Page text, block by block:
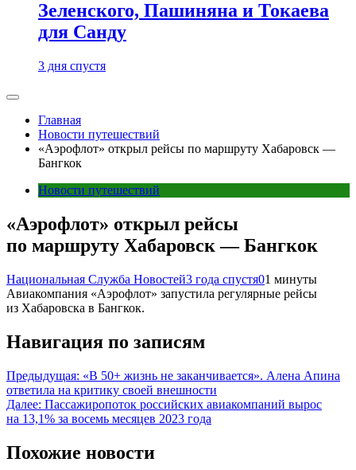
Зеленского, Пашиняна и Токаева
для Санду
3 дня спустя
Главная
Новости путешествий
«Аэрофлот» открыл рейсы по маршруту Хабаровск —
Бангкок
Новости путешествий
«Аэрофлот» открыл рейсы
по маршруту Хабаровск — Бангкок
Национальная Служба Новостей3 года спустя01 минуты
Авиакомпания «Аэрофлот» запустила регулярные рейсы
из Хабаровска в Бангкок.
Навигация по записям
Предыдущая: «В 50+ жизнь не заканчивается». Алена Апина
ответила на критику своей внешности
Далее: Пассажиропоток российских авиакомпаний вырос
на 13,1% за восемь месяцев 2023 года
Похожие новости